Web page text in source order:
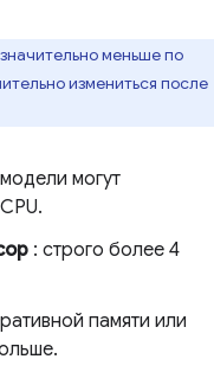
меньше по
измениться после
могут
: строго более 4
памяти или